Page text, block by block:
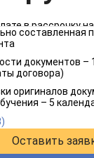
в рассрочку
в рассрочку
составленная
документов –
договора)
оригиналов
– 5
Оставить